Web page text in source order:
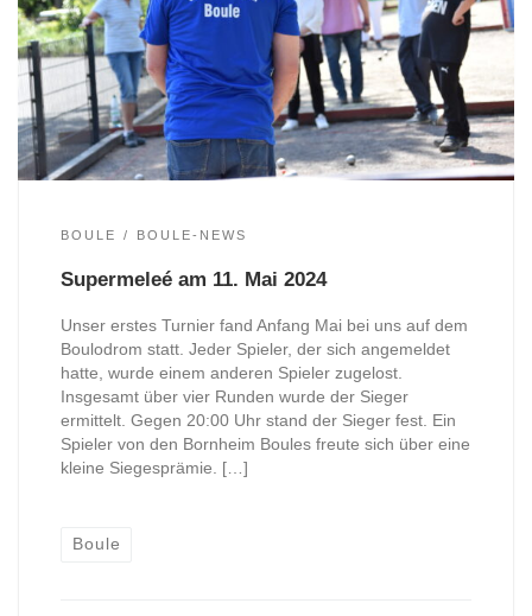
BOULE BOULE-NEWS
Supermeleé am 11. Mai 2024
Unser erstes Turnier fand Anfang Mai bei uns auf dem
Boulodrom statt. Jeder Spieler, der sich angemeldet
hatte, wurde einem anderen Spieler zugelost.
Insgesamt über vier Runden wurde der Sieger
ermittelt. Gegen 20:00 Uhr stand der Sieger fest. Ein
Spieler von den Bornheim Boules freute sich über eine
kleine Siegesprämie. […]
Boule